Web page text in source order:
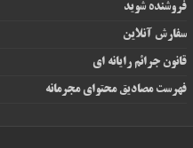
فروشنده شوید
سفارش آنلاین
قانون جرائم رایانه‌ ای
فهرست مصادیق محتوای مجرمانه